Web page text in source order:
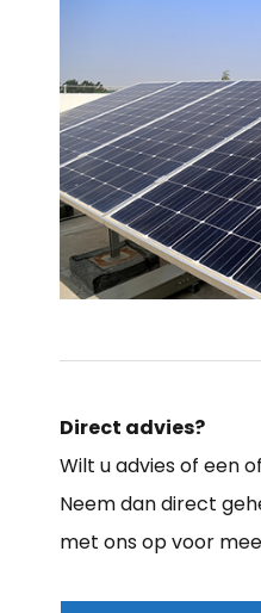
Direct advies?
Wilt u advies of een
Neem dan direct
met ons op voor